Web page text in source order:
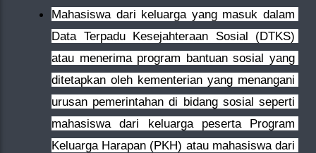
Mahasiswa dari keluarga yang masuk dalam
Data Terpadu Kesejahteraan Sosial (DTKS)
atau menerima program bantuan sosial yang
ditetapkan oleh kementerian yang menangani
urusan pemerintahan di bidang sosial seperti
mahasiswa dari keluarga peserta Program
Keluarga Harapan (PKH) atau mahasiswa dari